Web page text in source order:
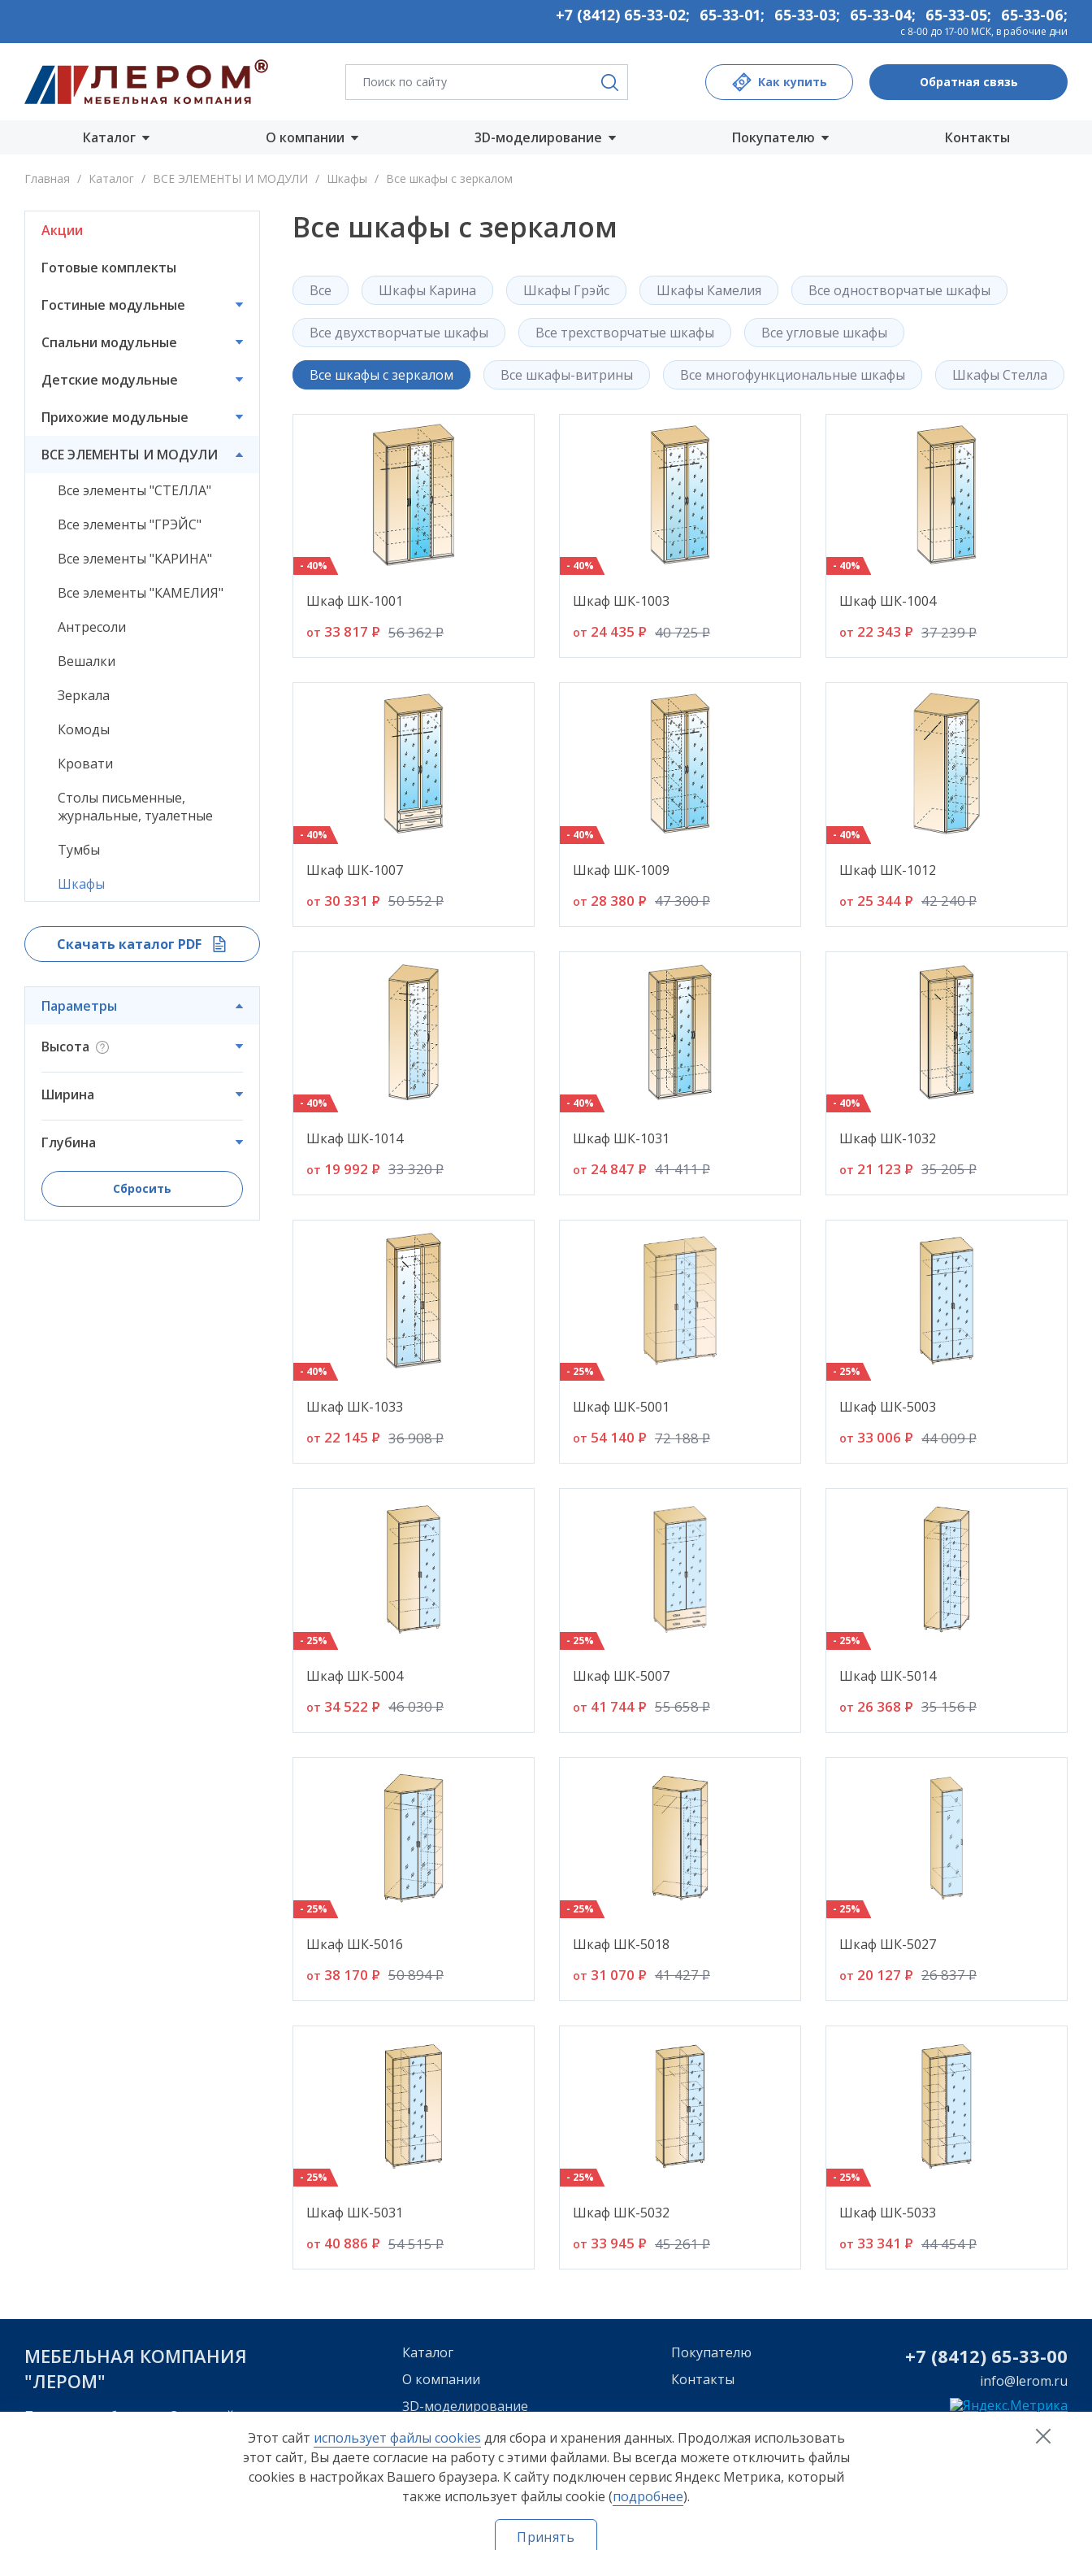
+7 (8412) 65-33-02; 65-33-01; 65-33-03; 65-33-04; 65-33-05; 65-33-06;
с 8-00 до 17-00 МСК, в рабочие дни
Как купить Обратная связь
Каталог
Акции
Детские модульные
Прихожие
ВСЕ ЭЛЕМЕНТЫ И
МОДУЛИ
О компании
О компании
Награды
Новости
Вакансии
3D-моделирование
Запустить онлайн
компьютер
Покупателю
Информация
Прайс-лист
Контакты
Главная / Каталог / ВСЕ ЭЛЕМЕНТЫ И МОДУЛИ / Шкафы / Все шкафы с зеркалом
Акции
Готовые комплекты
Гостиные модульные
Спальни модульные
Детские модульные
Прихожие модульные
ВСЕ ЭЛЕМЕНТЫ И МОДУЛИ
Все элементы "СТЕЛЛА"
Все элементы "ГРЭЙС"
Все элементы "КАРИНА"
Все элементы "КАМЕЛИЯ"
Антресоли
Вешалки
Зеркала
Комоды
Кровати
Столы письменные,
журнальные, туалетные
Тумбы
Шкафы
Скачать каталог PDF
Параметры
Высота
Ширина
Глубина
Сбросить
Все шкафы с зеркалом
Все Шкафы Карина Шкафы Грэйс Шкафы Камелия Все одностворчатые шкафы
Все двухстворчатые шкафы Все трехстворчатые шкафы Все угловые шкафы
Все шкафы с зеркалом Все шкафы-витрины Все многофункциональные шкафы Шкафы Стелла
- 40%
Шкаф ШК-1001
от 33 817 P 56 362P
- 40%
Шкаф ШК-1003
от 24 435 P 40 725P
- 40%
Шкаф ШК-1004
от 22 343 P 37 239P
- 40%
Шкаф ШК-1007
от 30 331 P 50 552P
- 40%
Шкаф ШК-1009
от 28 380 P 47 300P
- 40%
Шкаф ШК-1012
от 25 344 P 42 240P
- 40%
Шкаф ШК-1014
от 19 992 P 33 320P
- 40%
Шкаф ШК-1031
от 24 847 P 41 411P
- 40%
Шкаф ШК-1032
от 21 123 P 35 205P
- 40%
Шкаф ШК-1033
от 22 145 P 36 908P
- 25%
Шкаф ШК-5001
от 54 140 P 72 188P
- 25%
Шкаф ШК-5003
от 33 006 P 44 009P
- 25%
Шкаф ШК-5004
от 34 522 P 46 030P
- 25%
Шкаф ШК-5007
от 41 744 P 55 658P
- 25%
Шкаф ШК-5014
от 26 368 P 35 156P
- 25%
Шкаф ШК-5016
от 38 170 P 50 894P
- 25%
Шкаф ШК-5018
от 31 070 P 41 427P
- 25%
Шкаф ШК-5027
от 20 127 P 26 837P
- 25%
Шкаф ШК-5031
от 40 886 P 54 515P
- 25%
Шкаф ШК-5032
от 33 945 P 45 261P
- 25%
Шкаф ШК-5033
от 33 341 P 44 454P
МЕБЕЛЬНАЯ КОМПАНИЯ
"ЛЕРОМ"
Пензенская область, г. Заречный,
Каталог
О компании
3D-моделирование
Покупателю
Контакты
+7 (8412) 65-33-00
info@lerom.ru
Согласие на обработку персональных данных Политика конфиденциальности Согласие на обработку персональных данных Яндекс Метрика
Этот сайт использует файлы cookies для сбора и хранения данных. Продолжая использовать
этот сайт, Вы даете согласие на работу с этими файлами. Вы всегда можете отключить файлы
cookies в настройках Вашего браузера. К сайту подключен сервис Яндекс Метрика, который
также использует файлы cookie (подробнее).
Принять